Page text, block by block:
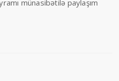
münasibətilə paylaşım